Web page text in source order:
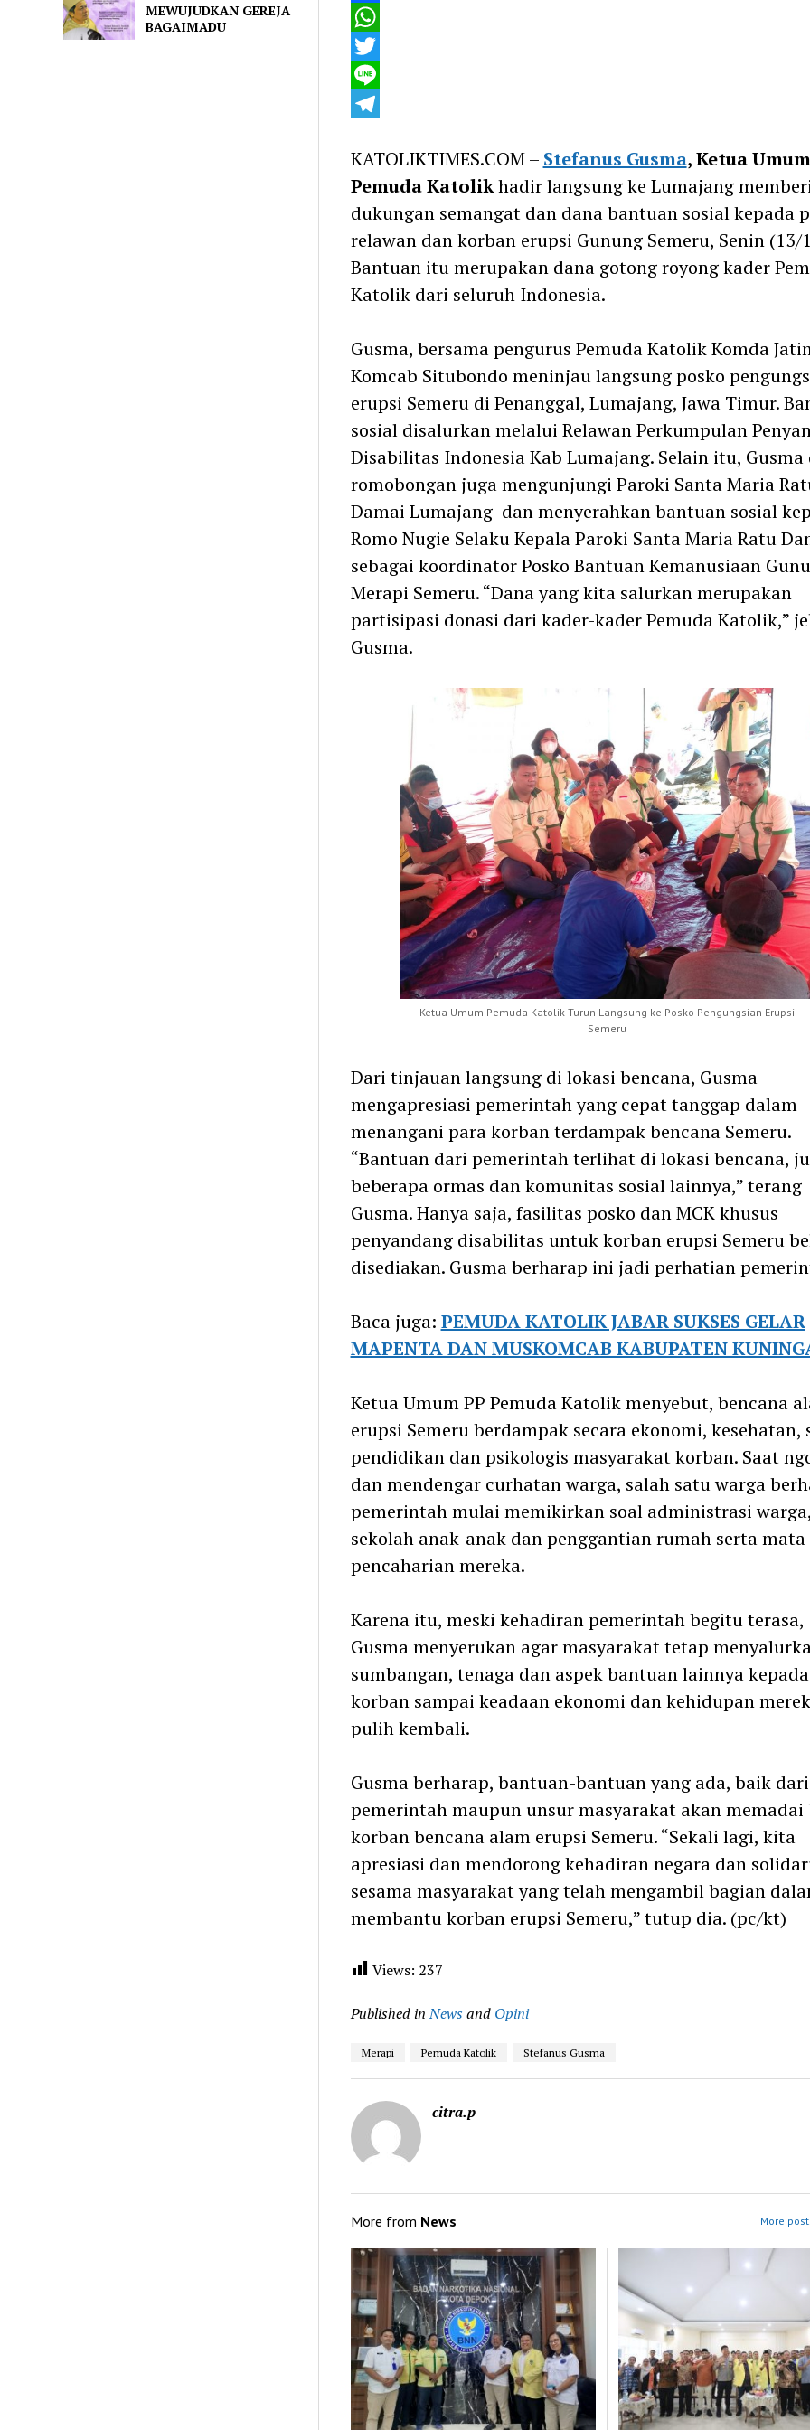
MEWUJUDKAN GEREJA
BAGAIMADU
Facebook
WhatsApp
Twitter
Line
KATOLIKTIMES.COM – Stefanus Gusma, Ketua
Pemuda Katolikhadir langsung ke Lumajang
dukungan semangat dan dana bantuan sosial kepada
relawan dan korban erupsi Gunung Semeru, Senin (13/
Bantuan itu merupakan dana gotong royong kader
Katolik dari seluruh Indonesia.
Gusma, bersama pengurus Pemuda Katolik Komda
Komcab Situbondo meninjau langsung posko
erupsi Semeru di Penanggal, Lumajang, Jawa Timur.
sosial disalurkan melalui Relawan Perkumpulan
Disabilitas Indonesia Kab Lumajang. Selain itu, Gusma
romobongan juga mengunjungi Paroki Santa Maria
Damai Lumajang dan menyerahkan bantuan sosial
Romo Nugie Selaku Kepala Paroki Santa Maria Ratu
sebagai koordinator Posko Bantuan Kemanusiaan
Merapi Semeru. “Dana yang kita salurkan merupakan
partisipasi donasi dari kader-kader Pemuda Katolik,”
Gusma.
Ketua Umum Pemuda Katolik Turun Langsung ke Posko Pengungsian Erupsi
Semeru
Dari tinjauan langsung di lokasi bencana, Gusma
mengapresiasi pemerintah yang cepat tanggap dalam
menangani para korban terdampak bencana Semeru.
“Bantuan dari pemerintah terlihat di lokasi bencana,
beberapa ormas dan komunitas sosial lainnya,” terang
Gusma. Hanya saja, fasilitas posko dan MCK khusus
penyandang disabilitas untuk korban erupsi Semeru
disediakan. Gusma berharap ini jadi perhatian
Baca juga: PEMUDA KATOLIK JABAR SUKSES GELAR
MAPENTA DAN MUSKOMCAB KABUPATEN
Ketua Umum PP Pemuda Katolik menyebut, bencana
erupsi Semeru berdampak secara ekonomi, kesehatan,
pendidikan dan psikologis masyarakat korban. Saat
dan mendengar curhatan warga, salah satu warga
pemerintah mulai memikirkan soal administrasi
sekolah anak-anak dan penggantian rumah serta mata
pencaharian mereka.
Karena itu, meski kehadiran pemerintah begitu terasa,
Gusma menyerukan agar masyarakat tetap
sumbangan, tenaga dan aspek bantuan lainnya
korban sampai keadaan ekonomi dan kehidupan
pulih kembali.
Gusma berharap, bantuan-bantuan yang ada, baik dari
pemerintah maupun unsur masyarakat akan memadai
korban bencana alam erupsi Semeru. “Sekali lagi, kita
apresiasi dan mendorong kehadiran negara dan
sesama masyarakat yang telah mengambil bagian
membantu korban erupsi Semeru,” tutup dia. (pc/kt)
Views: 237
Published in Newsand Opini
Merapi Pemuda Katolik Stefanus Gusma
citra.p
More from News More